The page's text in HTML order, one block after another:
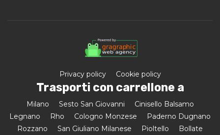
Privacy policy Cookie policy
Trasporti con carrellone a
Milano Sesto San Giovanni
Cinisello Balsamo
Legnano
Rho Cologno Monzese
Paderno Dugnano
Rozzano
San Giuliano Milanese Pioltello
Bollate